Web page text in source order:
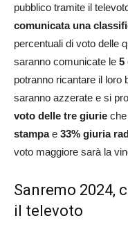
pubblico tramite il
comunicata una
percentuali di voto delle
saranno comunicate le 5
potranno ricantare il loro
saranno azzerate e si
voto delle tre giurie
stampae 33% giuria
voto maggiore sarà la
Sanremo 2024,
il televoto